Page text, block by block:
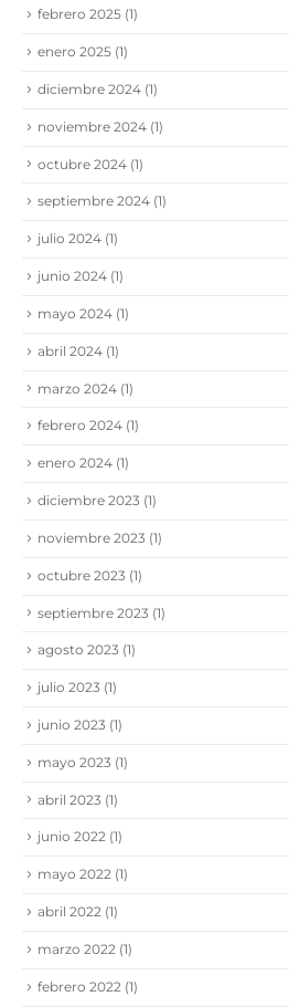
febrero 2025 (1)
enero 2025 (1)
diciembre 2024 (1)
noviembre 2024 (1)
octubre 2024 (1)
septiembre 2024 (1)
julio 2024 (1)
junio 2024 (1)
mayo 2024 (1)
abril 2024 (1)
marzo 2024 (1)
febrero 2024 (1)
enero 2024 (1)
diciembre 2023 (1)
noviembre 2023 (1)
octubre 2023 (1)
septiembre 2023 (1)
agosto 2023 (1)
julio 2023 (1)
junio 2023 (1)
mayo 2023 (1)
abril 2023 (1)
junio 2022 (1)
mayo 2022 (1)
abril 2022 (1)
marzo 2022 (1)
febrero 2022 (1)